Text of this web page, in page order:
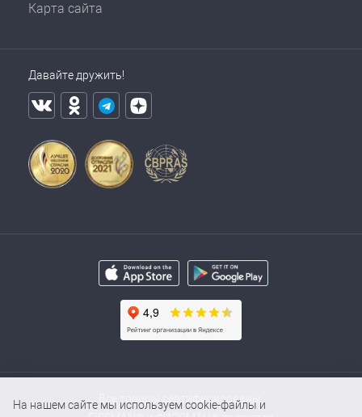
Карта сайта
Давайте дружить!
Все товары сертифицированы.
На нашем сайте мы используем cookie-файлы и